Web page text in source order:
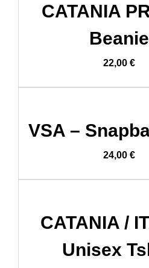
CATANIA
Beanie
22,00 €
VSA –
24,00 €
CATANIA /
Unisex